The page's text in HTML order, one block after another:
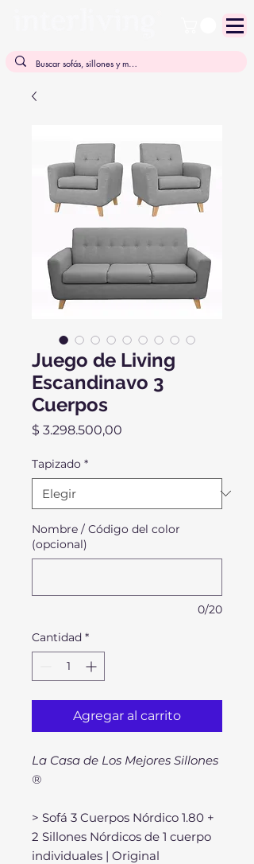
Juego de Living
Escandinavo 3
Cuerpos
$ 3.298.500,00
Tapizado *
Nombre / Código del color
(opcional)
0/20
Cantidad *
Agregar al carrito
La Casa de Los Mejores Sillones
®
> Sofá 3 Cuerpos Nórdico 1.80 +
2 Sillones Nórdicos de 1 cuerpo
individuales | Original